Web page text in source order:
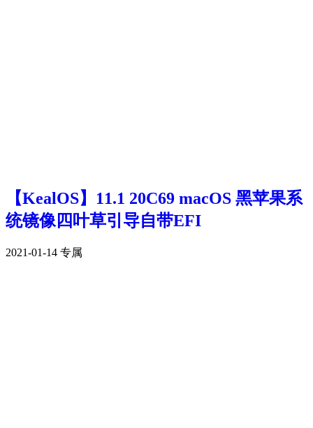
【KealOS】11.1 20C69 macOS 黑苹果系
统镜像四叶草引导自带EFI
2021-01-14 专属